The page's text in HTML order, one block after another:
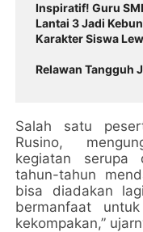
Inspiratif! Guru
Lantai 3 Jadi
Karakter Siswa
Relawan Tangguh
Salah satu
Rusino,
kegiatan serupa
tahun-tahun
bisa diadakan
bermanfaat
kekompakan,”